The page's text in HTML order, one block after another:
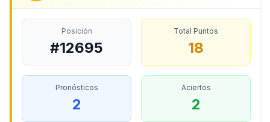
Posición
#12695
Total Puntos
18
Pronósticos
2
Aciertos
2